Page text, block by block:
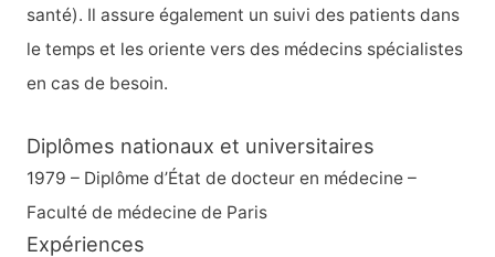
:
santé). Il assure également un suivi des patients dans
le temps et les oriente vers des médecins spécialistes
en cas de besoin.
Diplômes nationaux et universitaires
1979 – Diplôme d’État de docteur en médecine –
Faculté de médecine de Paris
Expériences